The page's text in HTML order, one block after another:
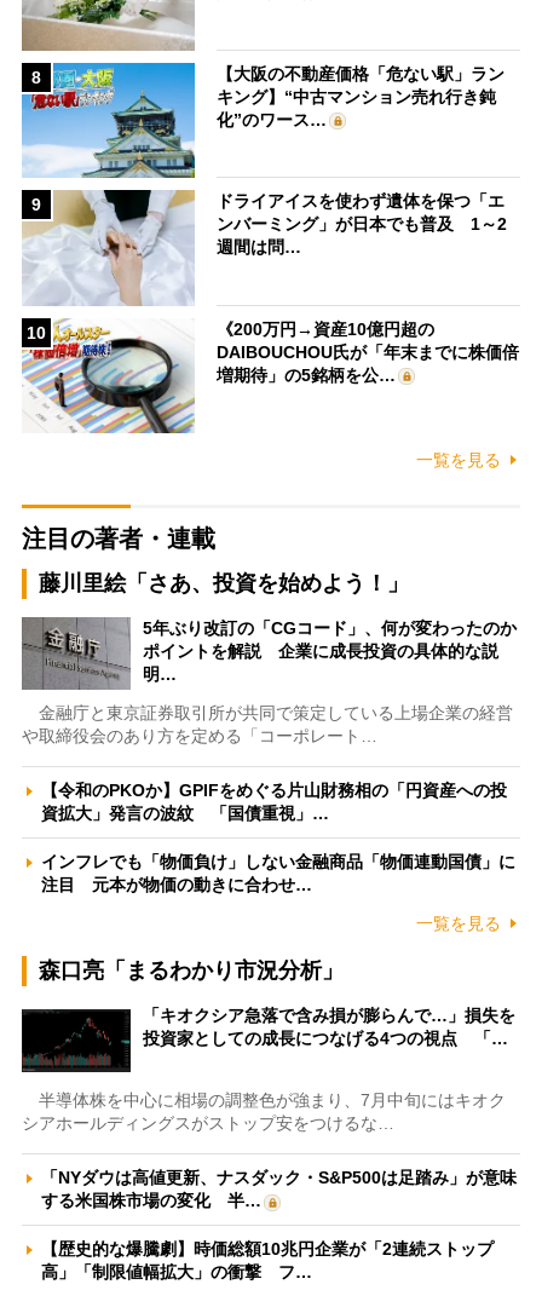
8
【大阪の不動産価格「危ない駅」ラン
キング】“中古マンション売れ行き鈍
化”のワース…
9
ドライアイスを使わず遺体を保つ「エ
ンバーミング」が日本でも普及 1～2
週間は問…
10
《200万円→資産10億円超の
DAIBOUCHOU氏が「年末までに株価倍
増期待」の5銘柄を公…
一覧を見る
注目の著者・連載
藤川里絵「さあ、投資を始めよう！」
5年ぶり改訂の「CGコード」、何が変わったのか
ポイントを解説 企業に成長投資の具体的な説
明…
金融庁と東京証券取引所が共同で策定している上場企業の経営
や取締役会のあり方を定める「コーポレート…
【令和のPKOか】GPIFをめぐる片山財務相の「円資産への投
資拡大」発言の波紋 「国債重視」…
インフレでも「物価負け」しない金融商品「物価連動国債」に
注目 元本が物価の動きに合わせ…
一覧を見る
森口亮「まるわかり市況分析」
「キオクシア急落で含み損が膨らんで…」損失を
投資家としての成長につなげる4つの視点 「…
半導体株を中心に相場の調整色が強まり、7月中旬にはキオク
シアホールディングスがストップ安をつけるな…
「NYダウは高値更新、ナスダック・S&P500は足踏み」が意味
する米国株市場の変化 半…
【歴史的な爆騰劇】時価総額10兆円企業が「2連続ストップ
高」「制限値幅拡大」の衝撃 フ…